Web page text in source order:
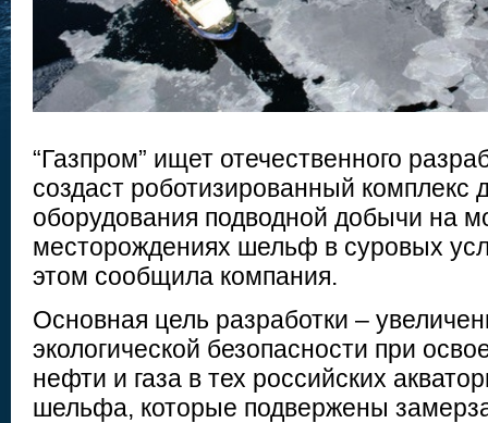
“Газпром” ищет отечественного
создаст роботизированный комплекс
оборудования подводной добычи на
месторождениях шельф в суровых
этом сообщила компания.
Основная цель разработки –
экологической безопасности при
нефти и газа в тех российских
шельфа, которые подвержены